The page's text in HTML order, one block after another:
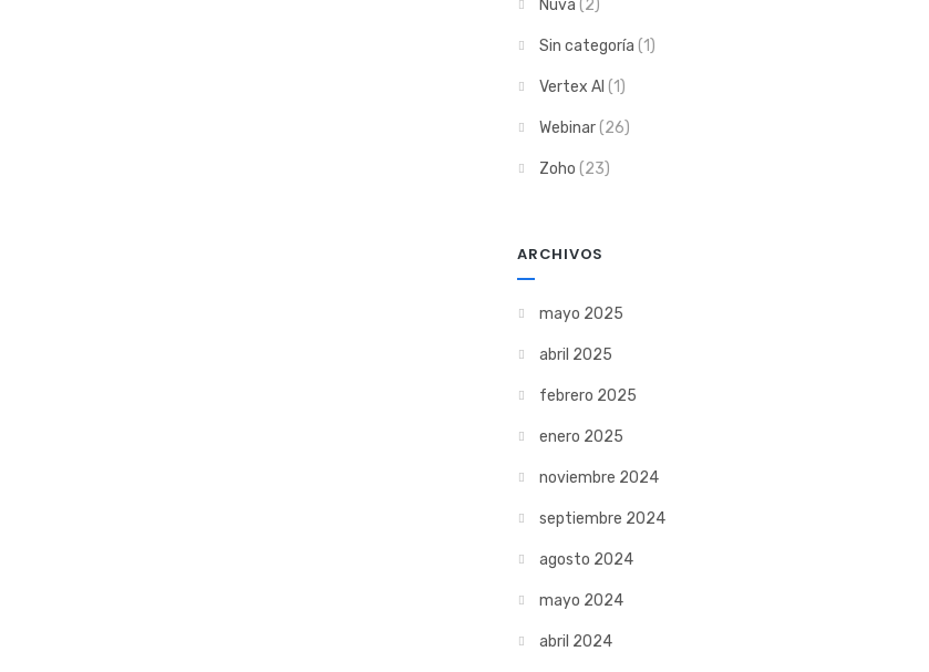
Nuva (2)
Sin categoría (1)
Vertex AI (1)
Webinar(26)
Zoho (23)
ARCHIVOS
mayo 2025
abril 2025
febrero 2025
enero 2025
noviembre 2024
septiembre 2024
agosto 2024
mayo 2024
abril 2024